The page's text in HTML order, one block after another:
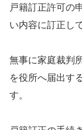
戸籍訂正許可の
い内容に訂正し
無事に家庭裁判
を役所へ届出す
す。